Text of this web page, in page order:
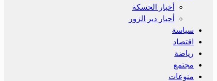
أخبار الحسكة
أحبار دير الزور
سياسة
اقتصاد
رياضة
مجتمع
منوعات